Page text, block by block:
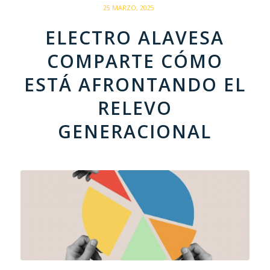
25 MARZO, 2025
/
ELECTRO ALAVESA
COMPARTE CÓMO
ESTÁ AFRONTANDO EL
RELEVO
GENERACIONAL